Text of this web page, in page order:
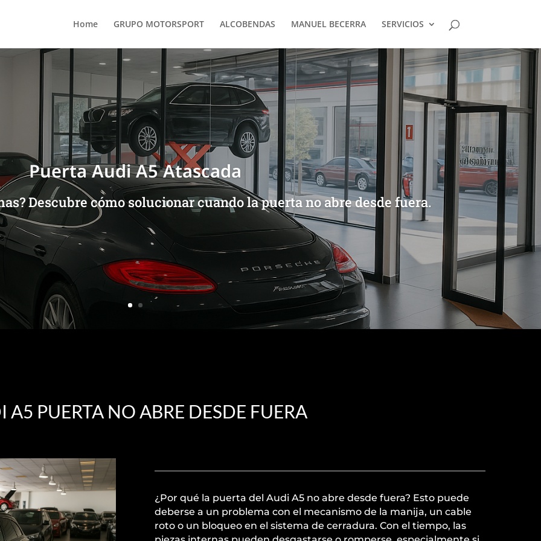
Home GRUPO MOTORSPORT ALCOBENDAS MANUEL BECERRA SERVICIOS
Puerta Audi A5 Atascada
Descubre cómo solucionar cuando la puerta no abre desde fuera.
A5 PUERTA NO ABRE DESDE FUERA
¿Por qué la puerta del Audi A5 no abre desde fuera? Esto puede
deberse a un problema con el mecanismo de la manija, un cable
roto o un bloqueo en el sistema de cerradura. Con el tiempo, las